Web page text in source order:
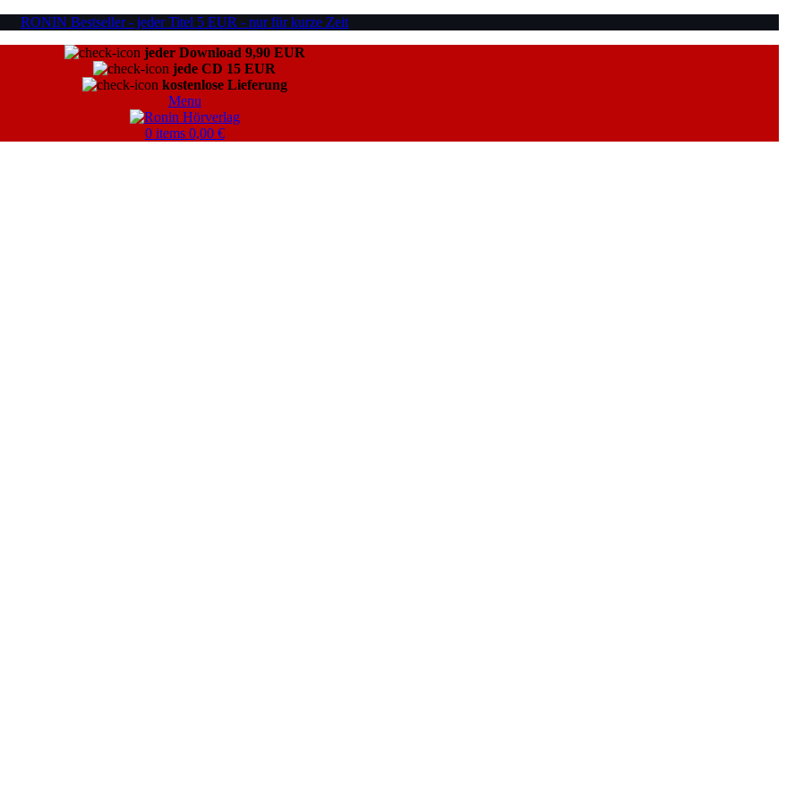
RONIN Bestseller - jeder Titel 5 EUR - nur für kurze Zeit
jeder Download 9,90 EUR
jede CD 15 EUR
kostenlose Lieferung
Menu
0 items 0,00 €